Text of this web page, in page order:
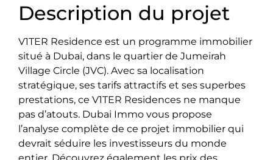
Description du projet
V1TER Residence est un programme immobilier
situé à Dubai, dans le quartier de Jumeirah
Village Circle (JVC). Avec sa localisation
stratégique, ses tarifs attractifs et ses superbes
prestations, ce V1TER Residences ne manque
pas d’atouts. Dubai Immo vous propose
l’analyse complète de ce projet immobilier qui
devrait séduire les investisseurs du monde